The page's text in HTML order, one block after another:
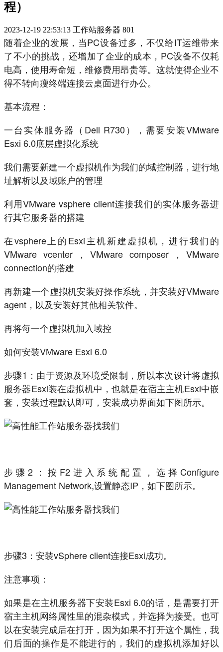
程）
2023-12-19 22:53:13 工作站服务器 801
随着企业的发展，当PC设备过多，不仅给IT运维带来
了不小的挑战，还增加了企业的成本，PC设备不仅耗
电高，使用寿命短，维修费用昂贵等。这就使得企业不
得不转向瘦终端连接云桌面进行办公。
基本流程：
一台实体服务器（Dell R730），需要安装VMware
Esxi 6.0底层虚拟化系统
我们需要新建一个虚拟机作为我们的域控制器，进行地
址解析以及域账户的管理
利用VMware vsphere client连接我们的实体服务器进
行其它服务器的搭建
在vsphere上的Esxi主机新建虚拟机，进行我们的
VMware vcenter，VMware composer，VMware
connection的搭建
再新建一个虚拟机安装好操作系统，并安装好VMware
agent，以及安装好其他相关软件。
再将每一个虚拟机加入域控
如何安装VMware Esxi 6.0
步骤1：由于资源及环境受限制，所以本次设计将虚拟
服务器Esxi装在虚拟机中，也就是在宿主主机Esxi中嵌
套，安装过程默认即可，安装成功界面如下图所示。
步骤2：按F2进入系统配置，选择Configure
Management Network,设置静态IP，如下图所示。
步骤3：安装vSphere client连接Esxi成功。
注意事项：
如果是在主机服务器下安装Esxi 6.0的话，是需要打开
宿主主机网络属性里的混杂模式，并选择为接受。也可
以在安装完成后在打开，因为如果不打开这个属性，我
们后面的操作是不能进行的，我们的虚拟机添加好以